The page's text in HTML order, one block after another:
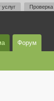
услуг Проверка
Форум